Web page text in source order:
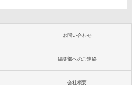
お問い合わせ
編集部へのご連絡
会社概要